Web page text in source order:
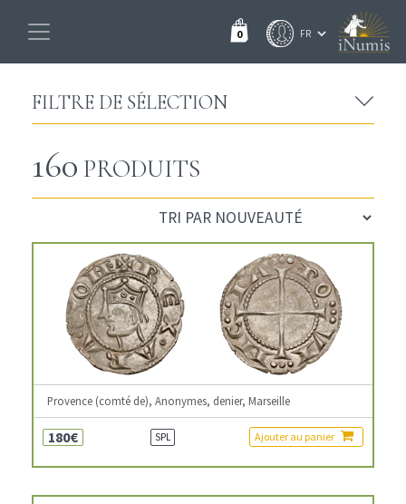
0
FILTRE DE SÉLECTION
160 PRODUITS
Provence (comté de), Anonymes, denier, Marseille
180€ SPL Ajouter au panier